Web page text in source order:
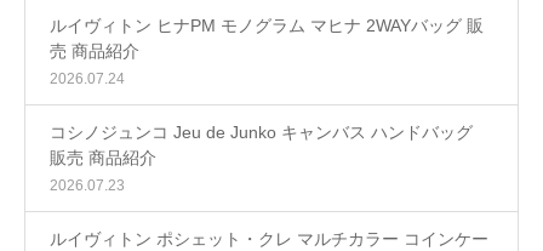
ルイヴィトン ヒナPM モノグラム マヒナ 2WAYバッグ 販
売 商品紹介
2026.07.24
コシノジュンコ Jeu de Junko キャンバス ハンドバッグ
販売 商品紹介
2026.07.23
ルイヴィトン ポシェット・クレ マルチカラー コインケー